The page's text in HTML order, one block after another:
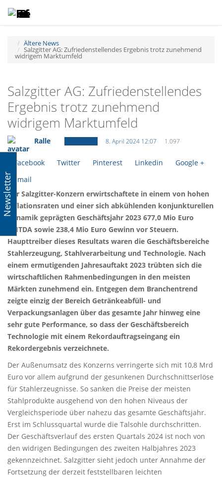
Ältere News
Salzgitter AG: Zufriedenstellendes Ergebnis trotz zunehmend
widrigem Marktumfeld
Salzgitter AG: Zufriedenstellendes
Ergebnis trotz zunehmend
widrigem Marktumfeld
Ralle 8. April 2024 12:07 1.097
Facebook Twitter Pinterest Linkedin
Google +
Email
Der Salzgitter-Konzern erwirtschaftete in einem von hohen
Inflationsraten und einer sich abkühlenden konjunkturellen
Dynamik geprägten Geschäftsjahr 2023 677,0 Mio Euro
EBITDA sowie 238,4 Mio Euro Gewinn vor Steuern.
Haupttreiber dieses Resultats waren die Geschäftsbereiche
Stahlerzeugung, Stahlverarbeitung und Technologie. Nach
einem ermutigenden Jahresauftakt 2023 trübten sich die
wirtschaftlichen Rahmenbedingungen in den meisten
Märkten zunehmend ein. Entgegen dem Branchentrend
zeigte einzig der Bereich Getränkeabfüll- und
Verpackungsanlagen über das gesamte Jahr hinweg eine
sehr gute Performance, so dass der Geschäftsbereich
Technologie mit einem Rekordauftragseingang ein
Rekordergebnis verzeichnete.
Der Außenumsatz des Konzerns verringerte sich mit 10,8 Mrd
Euro vor allem aufgrund der gesunkenen Durchschnittserlöse
für Stahlerzeugnisse. So sanken die Preise der meisten
Stahlprodukte ausgehend von den hohen Niveaus der
Vergleichsperiode über nahezu das gesamte Geschäftsjahr.
Erst im Schlussquartal wurde die Talsohle durchschritten.
Der Geschäftsverlauf des ersten Quartals 2024 ist noch von
den widrigen Bedingungen des zweiten Halbjahres 2023
gekennzeichnet. Salzgitter sieht jedoch unter Annahme der
Fortsetzung der derzeit feststellbaren leichten
Newsletter